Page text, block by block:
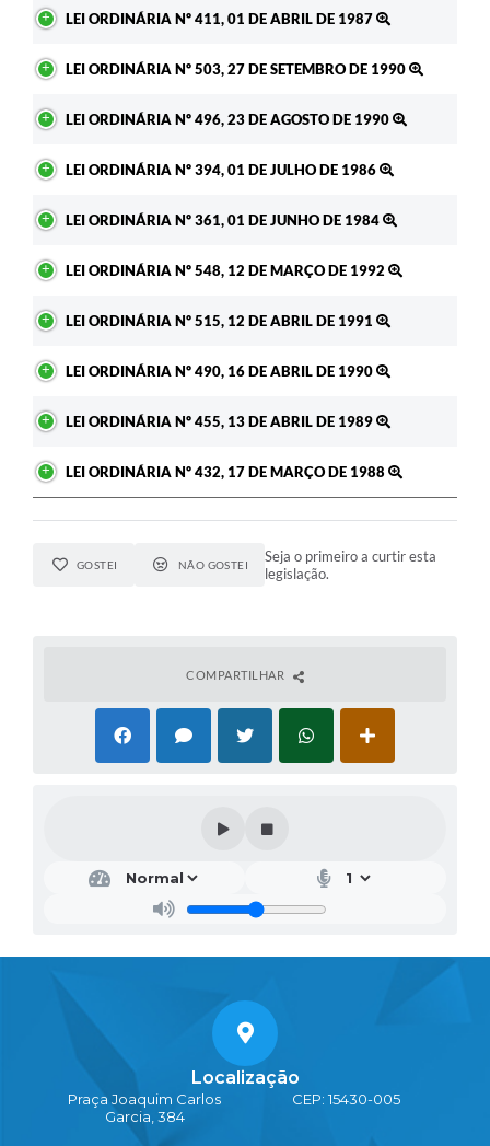
LEI ORDINÁRIA Nº 411, 01 DE ABRIL DE 1987
LEI ORDINÁRIA Nº 503, 27 DE SETEMBRO DE 1990
LEI ORDINÁRIA Nº 496, 23 DE AGOSTO DE 1990
LEI ORDINÁRIA Nº 394, 01 DE JULHO DE 1986
LEI ORDINÁRIA Nº 361, 01 DE JUNHO DE 1984
LEI ORDINÁRIA Nº 548, 12 DE MARÇO DE 1992
LEI ORDINÁRIA Nº 515, 12 DE ABRIL DE 1991
LEI ORDINÁRIA Nº 490, 16 DE ABRIL DE 1990
LEI ORDINÁRIA Nº 455, 13 DE ABRIL DE 1989
LEI ORDINÁRIA Nº 432, 17 DE MARÇO DE 1988
GOSTEI NÃO GOSTEI
Seja o primeiro a curtir esta
legislação.
COMPARTILHAR
Localização
Praça Joaquim Carlos
Garcia, 384
CEP: 15430-005